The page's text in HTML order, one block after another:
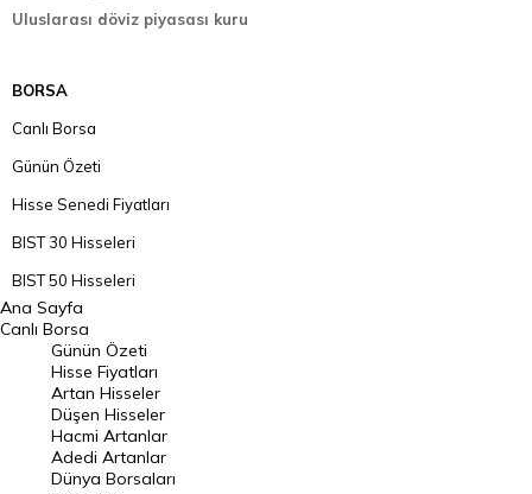
Uluslarası döviz piyasası kuru
BORSA
Canlı Borsa
Günün Özeti
Hisse Senedi Fiyatları
BIST 30 Hisseleri
BIST 50 Hisseleri
BIST 100 Hisseleri
En Çok Artan Hisseler
En Çok Düşen Hisseler
Hacmi Artanlar
Geçmiş Kapanışlar
Ana Sayfa
Canlı Borsa
Günün Özeti
Hisse Fiyatları
Artan Hisseler
Düşen Hisseler
Hacmi Artanlar
Adedi Artanlar
Dünya Borsaları